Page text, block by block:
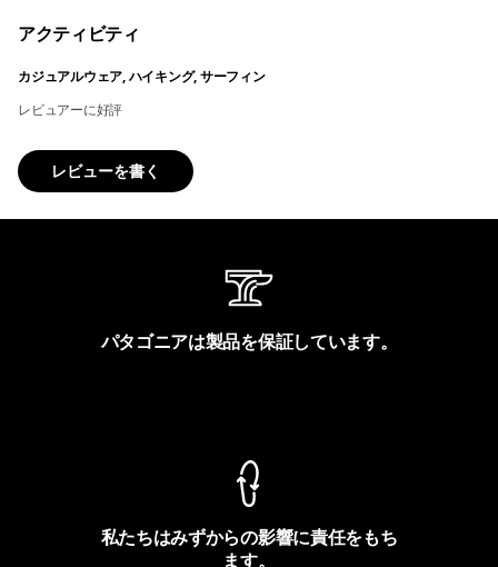
アクティビティ
カジュアルウェア, ハイキング, サーフィン
レビュアーに好評
レビューを書く
パタゴニアは製品を保証しています。
私たちはみずからの影響に責任をもち
ます。